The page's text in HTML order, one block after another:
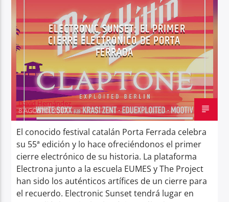
Center Waves
ELECTRONIC SUNSET: EL PRIMER
CIERRE ELECTRÓNICO DE PORTA
FERRADA
David Hernández
8 AGOSTO, 2017
El conocido festival catalán Porta Ferrada celebra
su 55ª edición y lo hace ofreciéndonos el primer
cierre electrónico de su historia. La plataforma
Electrona junto a la escuela EUMES y The Project
han sido los auténticos artífices de un cierre para
el recuerdo. Electronic Sunset tendrá lugar en